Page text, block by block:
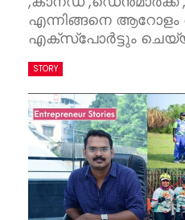
എന്നിങ്ങനെ ആറോളം
എക്സ്പോർട്ടും
STORY